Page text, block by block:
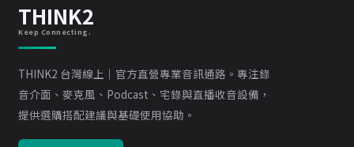
THINK2
Keep Connecting.
THINK2 台灣線上｜官方直營專業音訊通路。專注錄
音介面、麥克風、Podcast、宅錄與直播收音設備，
提供選購搭配建議與基礎使用協助。